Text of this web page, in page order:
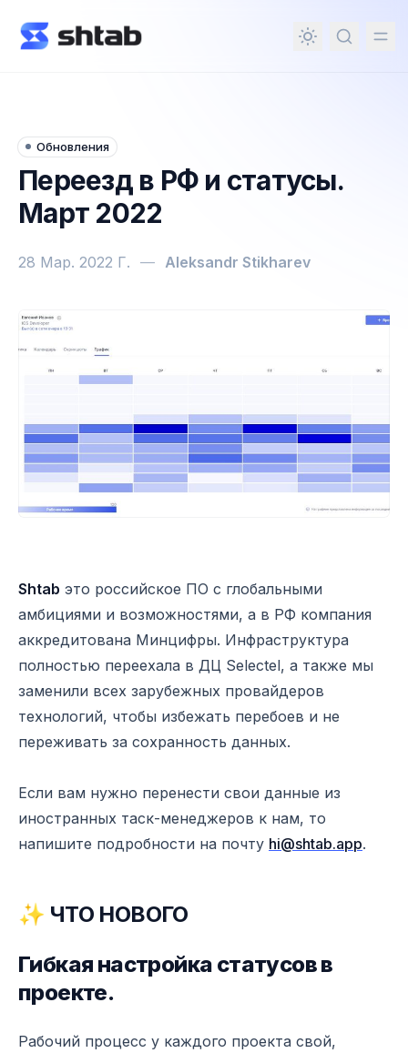
содержимому
Обновления
Переезд в РФ и статусы.
Март 2022
28 Мар. 2022 Г. — Aleksandr Stikharev
Переезд в РФ и статусы. Март 2022
Shtab это российское ПО с глобальными
амбициями и возможностями, а в РФ компания
аккредитована Минцифры. Инфраструктура
полностью переехала в ДЦ Selectel, а также мы
заменили всех зарубежных провайдеров
технологий, чтобы избежать перебоев и не
переживать за сохранность данных.
Если вам нужно перенести свои данные из
иностранных таск-менеджеров к нам, то
напишите подробности на почту hi@shtab.app.
✨ ЧТО НОВОГО
Гибкая настройка статусов в
проекте.
Рабочий процесс у каждого проекта свой,